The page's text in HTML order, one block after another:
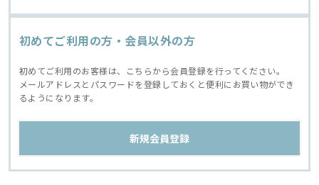
初めてご利用の方・会員以外の方
初めてご利用のお客様は、こちらから会員登録を行ってください。
メールアドレスとパスワードを登録しておくと便利にお買い物ができ
るようになります。